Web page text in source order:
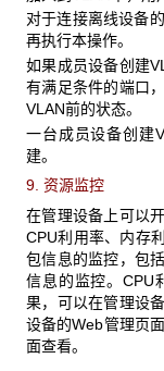
对于连接离线设备
再执行本操作。
如果成员设备创建
有满足条件的端口
VLAN前的状态。
一台成员设备创建
建。
9. 资源监控
在管理设备上可以
CPU利用率、内存
包信息的监控，包
信息的监控。CPU
果，可以在管理设
设备的Web管理页
面查看。